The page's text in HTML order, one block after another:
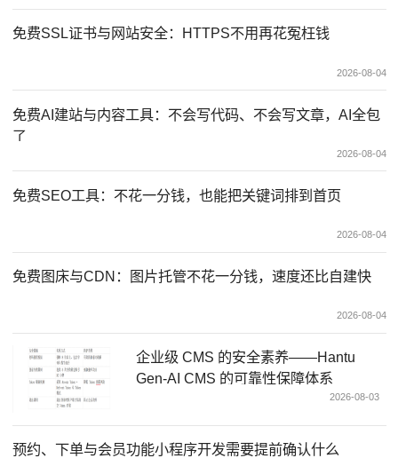
免费SSL证书与网站安全：HTTPS不用再花冤枉钱
2026-08-04
免费AI建站与内容工具：不会写代码、不会写文章，AI全包
了
2026-08-04
免费SEO工具：不花一分钱，也能把关键词排到首页
2026-08-04
免费图床与CDN：图片托管不花一分钱，速度还比自建快
2026-08-04
企业级 CMS 的安全素养——Hantu
Gen-AI CMS 的可靠性保障体系
2026-08-03
预约、下单与会员功能小程序开发需要提前确认什么